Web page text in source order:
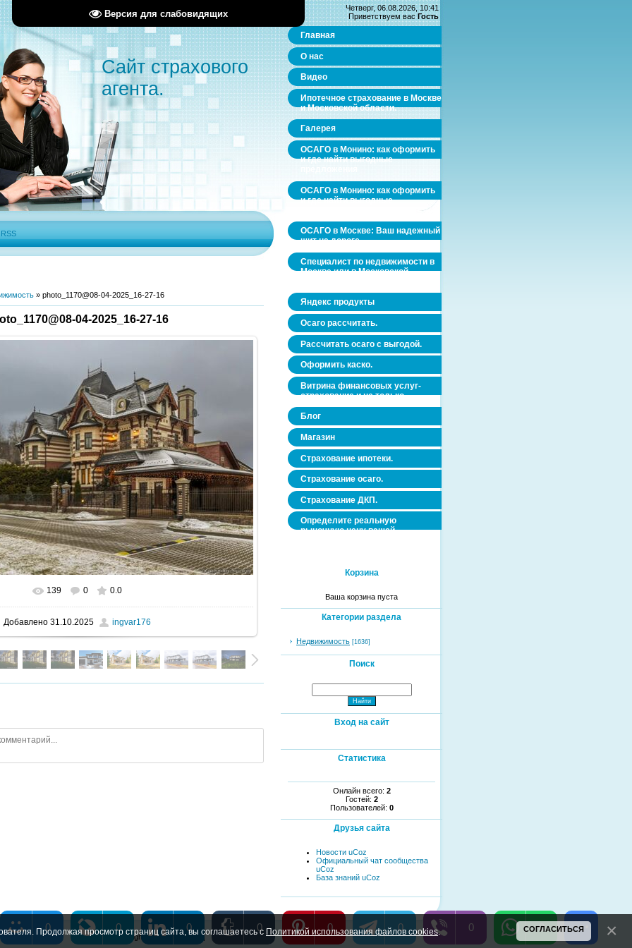
Версия для слабовидящих
Сайт страхового
агента.
RSS
» photo_1170@08-04-2025_16-27-16
04-2025_16-27-16
В реальном размере 1600x1067
139 0 0.0
Добавлено31.10.2025 ingvar176
Четверг, 06.08.2026, 10:41
Приветствуем вас Гость
Главная
О нас
Видео
Ипотечное страхование в Москве
и Московской области.
Галерея
ОСАГО в Монино: как оформить
и где найти выгодные
ОСАГО в Монино: как оформить
и где найти выгодные
ОСАГО в Москве: Ваш надежный
щит на дороге
Специалист по недвижимости в
Москве или в Московской
Яндекс продукты
Осаго рассчитать.
Рассчитать осаго с выгодой.
Оформить каско.
Витрина финансовых услуг-
страхование и не только.
Блог
Магазин
Страхование ипотеки.
Страхование осаго.
Страхование ДКП.
Определите реальную
рыночную цену вашей
Корзина
Ваша корзина пуста
Категории раздела
Недвижимость [1636]
Поиск
Вход на сайт
Статистика
Онлайн всего: 2
Гостей: 2
Пользователей: 0
Друзья сайта
Новости uCoz
Официальный чат сообщества
uCoz
База знаний uCoz
Copyright MyCorp © 2026 |
0 0 0 0 0 0 0 0
Продолжая просмотр страниц сайта, вы соглашаетесь с Политикой использования файлов cookies. СОГЛАСИТЬСЯ